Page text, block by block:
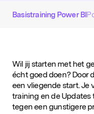
SLUIT JE
Basistraining Power BI
Wil jij starten met het
écht goed doen? Door
een vliegende start. Je
training en de Updates
tegen een gunstigere